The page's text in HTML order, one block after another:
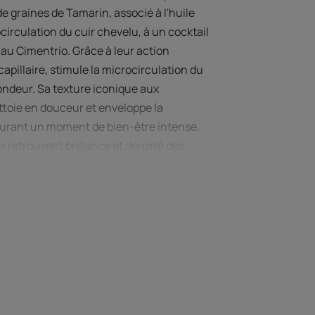
graines de Tamarin, associé à l'huile
du cuir chevelu, à un cocktail
Cimentrio. Grâce à leur action
stimule la microcirculation du
Sa texture iconique aux
en douceur et enveloppe la
un moment de bien-être intense.